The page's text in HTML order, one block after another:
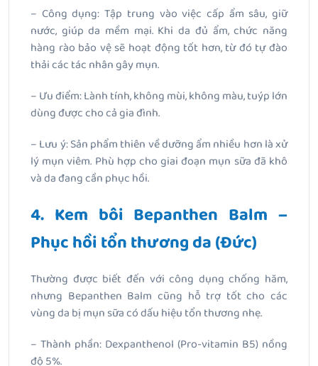
– Công dụng: Tập trung vào việc cấp ẩm sâu, giữ
nước, giúp da mềm mại. Khi da đủ ẩm, chức năng
hàng rào bảo vệ sẽ hoạt động tốt hơn, từ đó tự đào
thải các tác nhân gây mụn.
– Ưu điểm: Lành tính, không mùi, không màu, tuýp lớn
dùng được cho cả gia đình.
– Lưu ý: Sản phẩm thiên về dưỡng ẩm nhiều hơn là xử
lý mụn viêm. Phù hợp cho giai đoạn mụn sữa đã khô
và da đang cần phục hồi.
4. Kem bôi Bepanthen Balm –
Phục hồi tổn thương da (Đức)
Thường được biết đến với công dụng chống hăm,
nhưng Bepanthen Balm cũng hỗ trợ tốt cho các
vùng da bị mụn sữa có dấu hiệu tổn thương nhẹ.
– Thành phần: Dexpanthenol (Pro-vitamin B5) nồng
độ 5%.